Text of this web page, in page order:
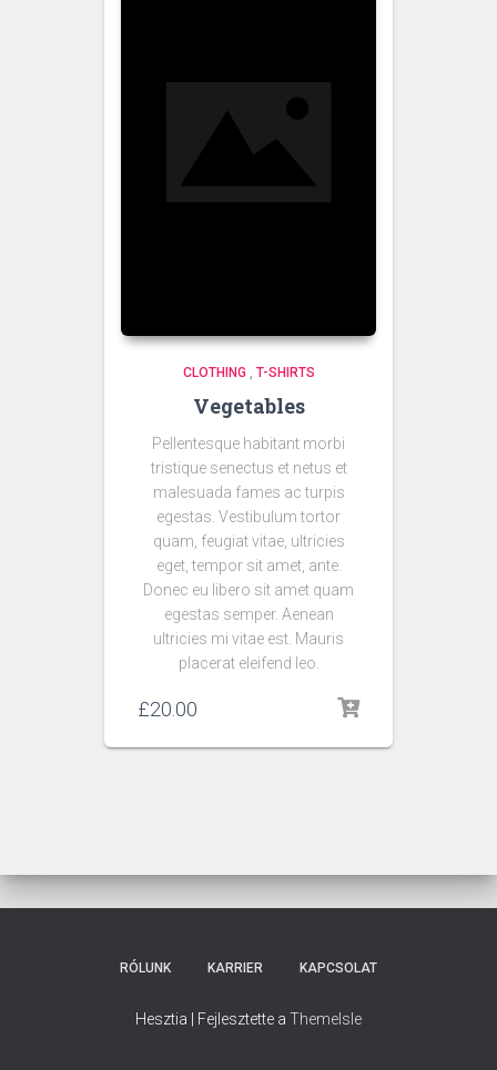
CLOTHING, T-SHIRTS
Vegetables
Pellentesque habitant morbi
tristique senectus et netus et
malesuada fames ac turpis
egestas. Vestibulum tortor
quam, feugiat vitae, ultricies
eget, tempor sit amet, ante.
Donec eu libero sit amet quam
egestas semper. Aenean
ultricies mi vitae est. Mauris
placerat eleifend leo.
£20.00
RÓLUNK KARRIER KAPCSOLAT
Hesztia | Fejlesztette a ThemeIsle